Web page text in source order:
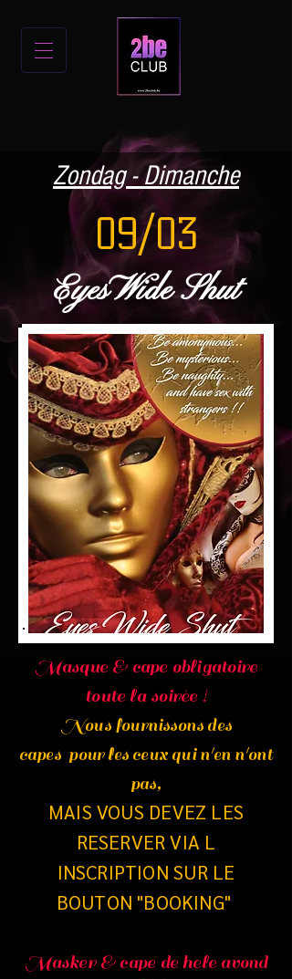
Zondag - Dimanche
09/03
EyesWide Shut
Masque & cape obligatoire
toute la soirée !
Nous fournissons des
capes pour les ceux qui n'en n'ont
pas,
MAIS VOUS DEVEZ LES
RESERVER VIA L
INSCRIPTION SUR LE
BOUTON "BOOKING"
Masker & cape de hele avond